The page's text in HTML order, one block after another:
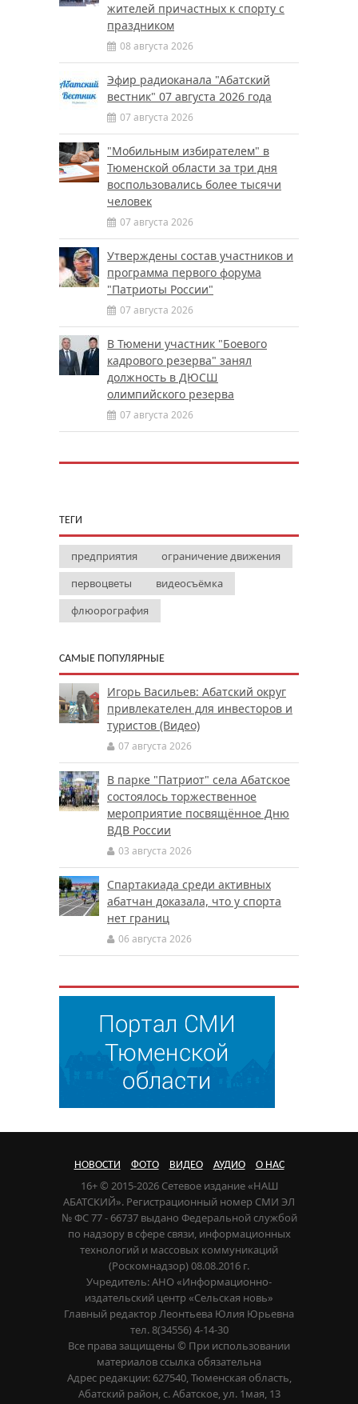
жителей причастных к спорту с
праздником
08 августа 2026
Эфир радиоканала "Абатский
вестник" 07 августа 2026 года
07 августа 2026
"Мобильным избирателем" в
Тюменской области за три дня
воспользовались более тысячи
человек
07 августа 2026
Утверждены состав участников и
программа первого форума
"Патриоты России"
07 августа 2026
В Тюмени участник "Боевого
кадрового резерва" занял
должность в ДЮСШ
олимпийского резерва
07 августа 2026
ТЕГИ
предприятия
ограничение движения
первоцветы
видеосъёмка
флюорография
САМЫЕ ПОПУЛЯРНЫЕ
Игорь Васильев: Абатский округ
привлекателен для инвесторов и
туристов (Видео)
07 августа 2026
В парке "Патриот" села Абатское
состоялось торжественное
мероприятие посвящённое Дню
ВДВ России
03 августа 2026
Спартакиада среди активных
абатчан доказала, что у спорта
нет границ
06 августа 2026
НОВОСТИ ФОТО ВИДЕО АУДИО О НАС
16+ © 2015-2026 Сетевое издание «НАШ
АБАТСКИЙ». Регистрационный номер СМИ ЭЛ
№ ФС 77 - 66737 выдано Федеральной службой
по надзору в сфере связи, информационных
технологий и массовых коммуникаций
(Роскомнадзор) 08.08.2016 г.
Учредитель: АНО «Информационно-
издательский центр «Сельская новь»
Главный редактор Леонтьева Юлия Юрьевна
тел. 8(34556) 4-14-30
Все права защищены © При использовании
материалов ссылка обязательна
Адрес редакции: 627540, Тюменская область,
Абатский район, с. Абатское, ул. 1мая, 13